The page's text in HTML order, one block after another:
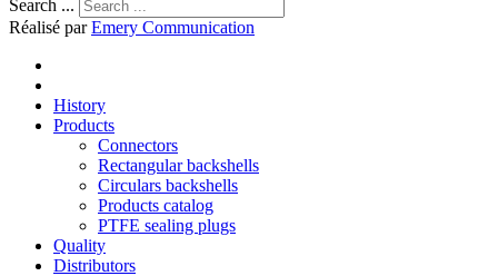
Search ...
Réalisé parEmery Communication
History
Products
Connectors
Rectangular backshells
Circulars backshells
Products catalog
PTFE sealing plugs
Quality
Distributors